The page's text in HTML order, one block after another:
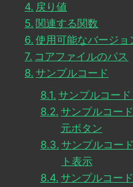
戻り値
関連する関数
使用可能なバージョ
コアファイルのパス
サンプルコード
サンプルコー
サンプルコー
元ボタン
サンプルコー
ト表示
サンプルコー